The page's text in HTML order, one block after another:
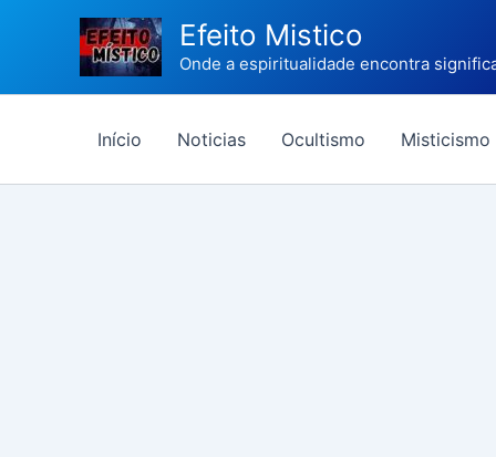
conteúdo
Efeito Mistico
Onde a espiritualidade encontra
Início Noticias Ocultismo Misticismo